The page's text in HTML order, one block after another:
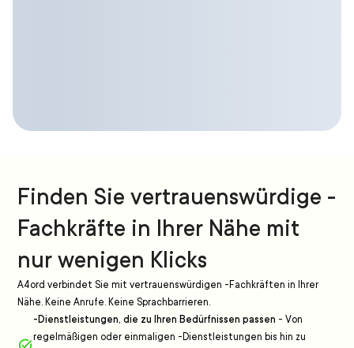
Finden Sie vertrauenswürdige -
Fachkräfte in Ihrer Nähe mit
nur wenigen Klicks
A4ord verbindet Sie mit vertrauenswürdigen -Fachkräften in Ihrer
Nähe. Keine Anrufe. Keine Sprachbarrieren.
-Dienstleistungen, die zu Ihren Bedürfnissen passen - Von
regelmäßigen oder einmaligen -Dienstleistungen bis hin zu